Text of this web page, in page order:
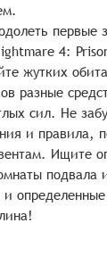
первые
4:
жутких
разные
сил. Не
и правила,
Ищите